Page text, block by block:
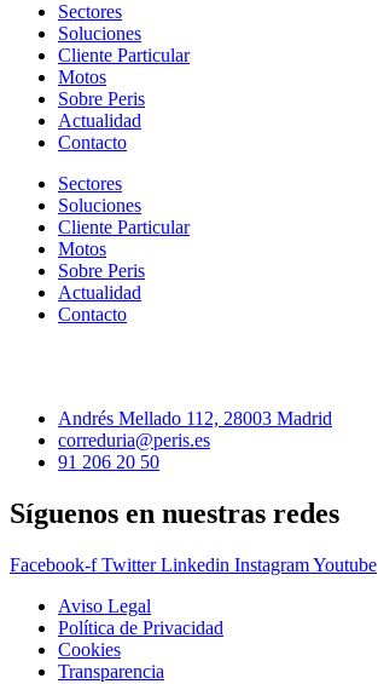
Sectores
Soluciones
Cliente Particular
Motos
Sobre Peris
Actualidad
Contacto
Sectores
Soluciones
Cliente Particular
Motos
Sobre Peris
Actualidad
Contacto
Andrés Mellado 112, 28003 Madrid
correduria@peris.es
91 206 20 50
Síguenos en nuestras redes
Facebook-f Twitter Linkedin InstagramYoutube
Aviso Legal
Política de Privacidad
Cookies
Transparencia